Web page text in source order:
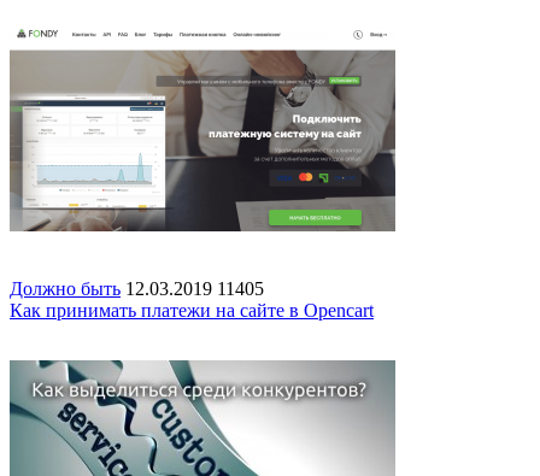
Должно быть 12.03.2019 11405
Как принимать платежи на сайте в Opencart